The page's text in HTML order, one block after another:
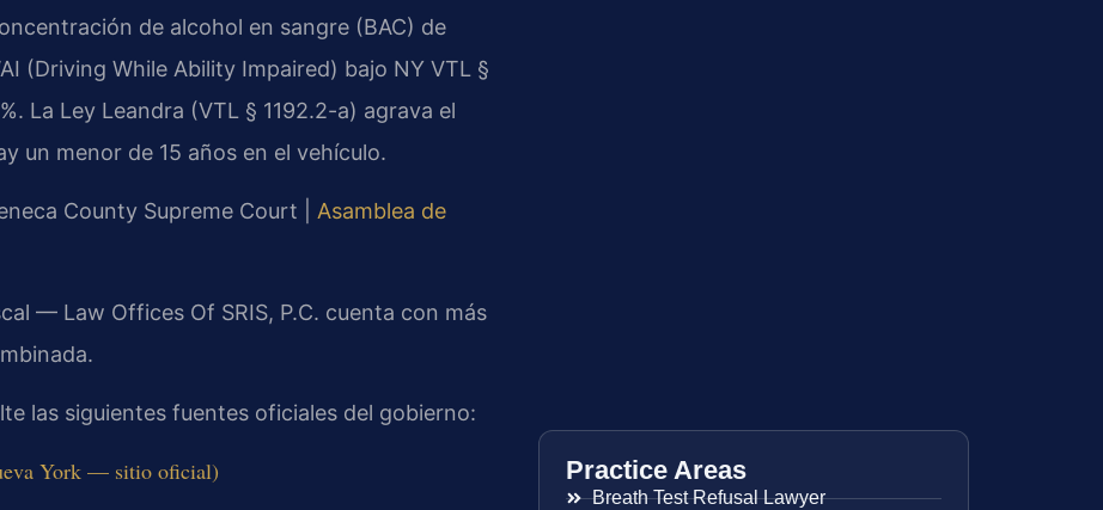
de alcohol en sangre (BAC) de
(Driving While Ability Impaired) bajo NY VTL §
La Ley Leandra (VTL § 1192.2-a) agrava el
un menor de 15 años en el vehículo.
County Supreme Court | Asamblea de
— Law Offices Of SRIS, P.C. cuenta con más
las siguientes fuentes oficiales del gobierno:
York — sitio oficial)
Practice Areas
Breath Test Refusal Lawyer